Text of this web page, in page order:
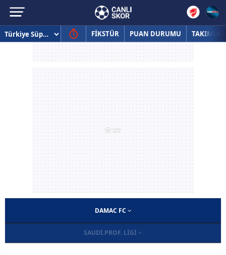
FİKSTÜR PUAN DURUMU TAKIMLAR
DAMAC FC
SAUDI.PROF. LIGI